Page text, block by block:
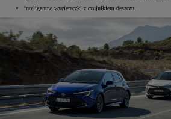
inteligentne wycieraczki z czujnikiem deszczu.